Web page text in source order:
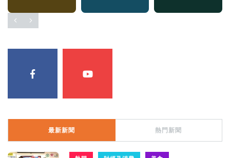
最新新聞 熱門新聞